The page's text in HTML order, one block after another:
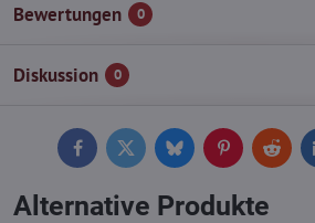
Bewertungen 0
Diskussion 0
FacebookTwitterBlueskyPinterestReddit
Alternative Produkte